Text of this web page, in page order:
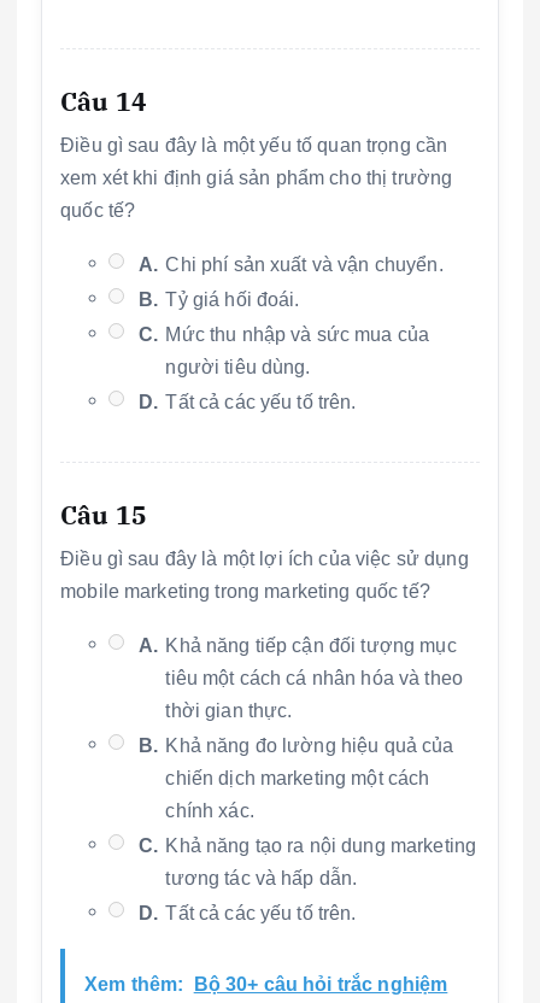
Câu 14
Điều gì sau đây là một yếu tố quan trọng cần
xem xét khi định giá sản phẩm cho thị trường
quốc tế?
A. Chi phí sản xuất và vận chuyển.
B. Tỷ giá hối đoái.
C. Mức thu nhập và sức mua của
người tiêu dùng.
D. Tất cả các yếu tố trên.
Câu 15
Điều gì sau đây là một lợi ích của việc sử dụng
mobile marketing trong marketing quốc tế?
A. Khả năng tiếp cận đối tượng mục
tiêu một cách cá nhân hóa và theo
thời gian thực.
B. Khả năng đo lường hiệu quả của
chiến dịch marketing một cách
chính xác.
C. Khả năng tạo ra nội dung marketing
tương tác và hấp dẫn.
D. Tất cả các yếu tố trên.
Xem thêm:
Bộ 30+ câu hỏi trắc nghiệm